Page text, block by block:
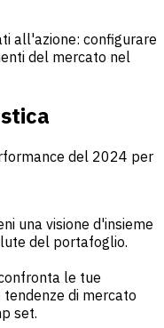
all'azione: configurare
del mercato nel
del 2024 per
una visione d'insieme
del portafoglio.
le tue
di mercato
set.